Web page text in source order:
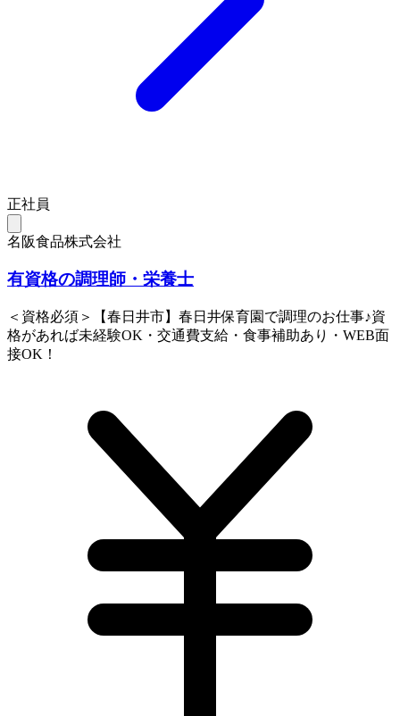
正社員
名阪食品株式会社
有資格の調理師・栄養士
＜資格必須＞【春日井市】春日井保育園で調理のお仕事♪資
格があれば未経験OK・交通費支給・食事補助あり・WEB面
接OK！